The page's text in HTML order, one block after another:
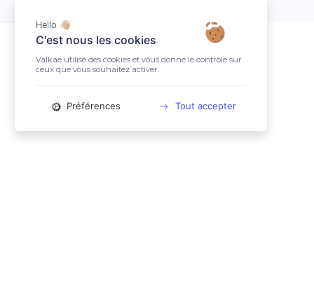
Hello 👋🏼
C'est nous les cookies
Valkae utilise des cookies et vous donne le contrôle sur
ceux que vous souhaitez activer.
Préférences Tout accepter